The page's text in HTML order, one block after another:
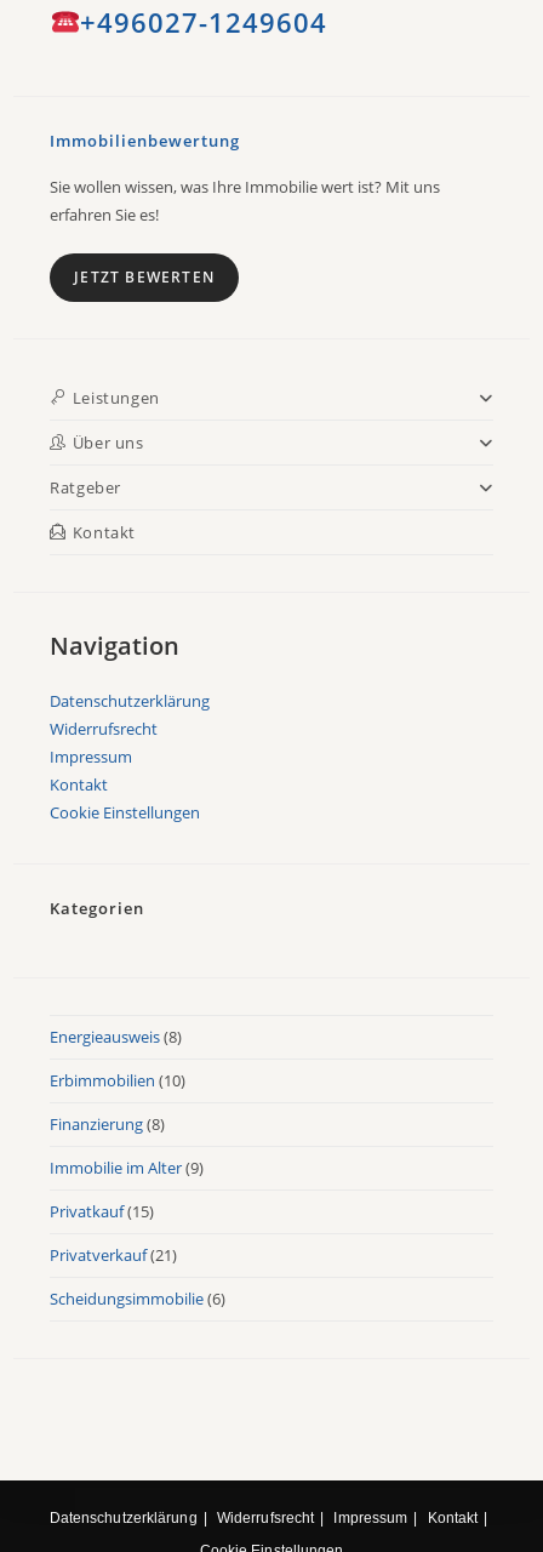
+496027-1249604
Immobilienbewertung
Sie wollen wissen, was Ihre Immobilie wert ist? Mit uns
erfahren Sie es!
JETZT BEWERTEN
Leistungen
Über uns
Ratgeber
Kontakt
Navigation
Datenschutzerklärung
Widerrufsrecht
Impressum
Kontakt
Cookie Einstellungen
Kategorien
Energieausweis(8)
Erbimmobilien (10)
Finanzierung(8)
Immobilie im Alter(9)
Privatkauf(15)
Privatverkauf(21)
Scheidungsimmobilie(6)
Datenschutzerklärung Widerrufsrecht Impressum
Kontakt